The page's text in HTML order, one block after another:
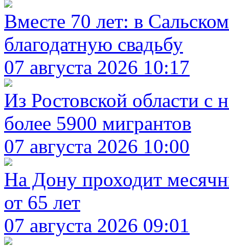
Вместе 70 лет: в
благодатную свадьбу
07 августа 2026 10:17
Из Ростовской области с
более 5900 мигрантов
07 августа 2026 10:00
На Дону проходит
от 65 лет
07 августа 2026 09:01